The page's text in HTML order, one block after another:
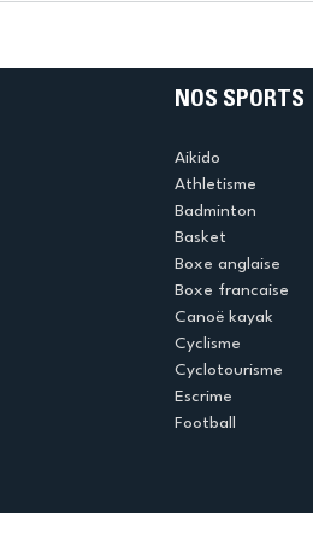
NOS SPORTS
Aikido
Athletisme
Badminton
Basket
Boxe anglaise
Boxe francaise
Canoë kayak
Cyclisme
Cyclotourisme
Escrime
Football